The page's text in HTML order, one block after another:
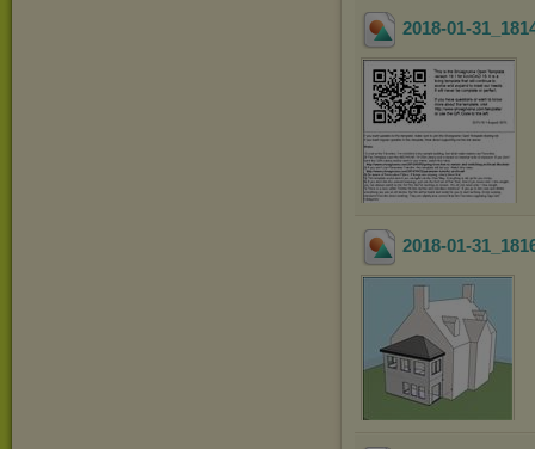
2018-01-
2018-01-